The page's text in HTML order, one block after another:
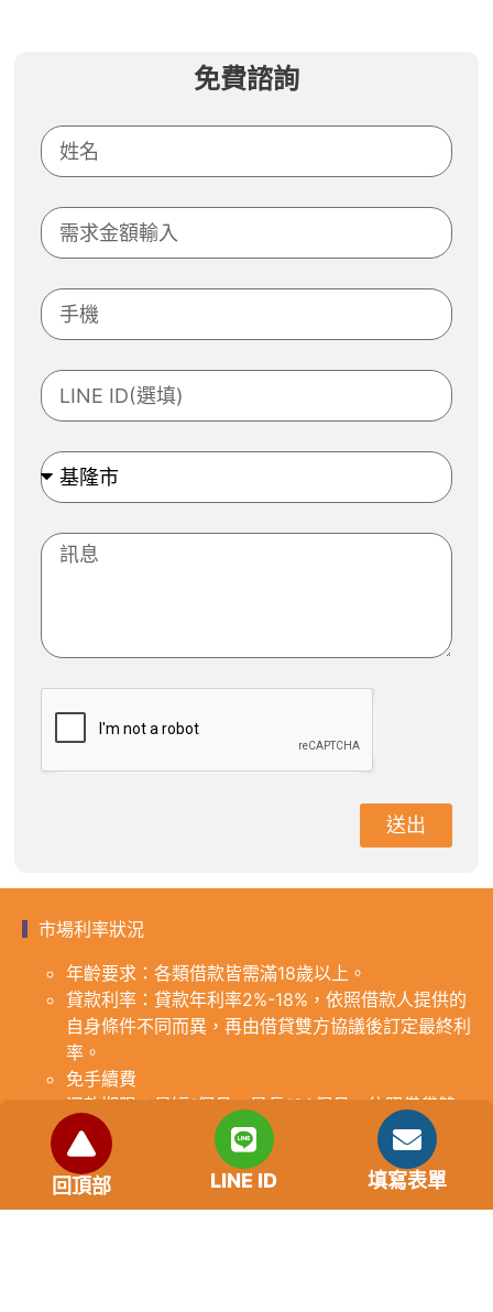
免費諮詢
送出
市場利率狀況
年齡要求：各類借款皆需滿18歲以上。
貸款利率：貸款年利率2%-18%，依照借款人提供的
自身條件不同而異，再由借貸雙方協議後訂定最終利
率。
免手續費
還款期限：最短1個月，最長180個月，依照借貸雙
方協議而訂。
範例試算：小明急需現金10萬元，經多方比較利率
後選定金主，雙方簽定於36個月內須還清借款，年
利率12%計算，每月利息1000元，無須手續費。
回頂部 LINE ID 填寫表單